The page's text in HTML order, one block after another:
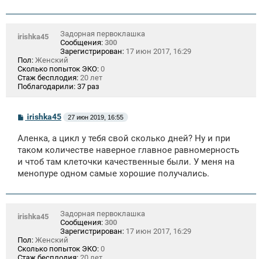
irishka45
Задорная первоклашка
Сообщения: 300
Зарегистрирован: 17 июн 2017, 16:29
Пол: Женский
Сколько попыток ЭКО: 0
Стаж бесплодия: 20 лет
Поблагодарили: 37 раз
С
б
щ
н
и
irishka45 27 июн 2019, 16:55
Аленка, а цикл у тебя свой сколько дней? Ну и при
таком количестве наверное главное равномерность
и чтоб там клеточки качественные были. У меня на
менопуре одном самые хорошие получались.
irishka45
Задорная первоклашка
Сообщения: 300
Зарегистрирован: 17 июн 2017, 16:29
Пол: Женский
Сколько попыток ЭКО: 0